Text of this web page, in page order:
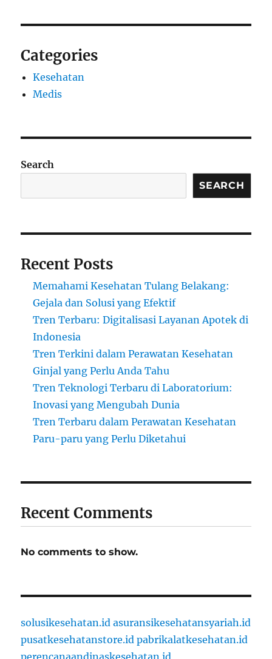
Categories
Kesehatan
Medis
Search
SEARCH
Recent Posts
Memahami Kesehatan Tulang Belakang:
Gejala dan Solusi yang Efektif
Tren Terbaru: Digitalisasi Layanan Apotek di
Indonesia
Tren Terkini dalam Perawatan Kesehatan
Ginjal yang Perlu Anda Tahu
Tren Teknologi Terbaru di Laboratorium:
Inovasi yang Mengubah Dunia
Tren Terbaru dalam Perawatan Kesehatan
Paru-paru yang Perlu Diketahui
Recent Comments
No comments to show.
solusikesehatan.id asuransikesehatansyariah.id
pusatkesehatanstore.id pabrikalatkesehatan.id